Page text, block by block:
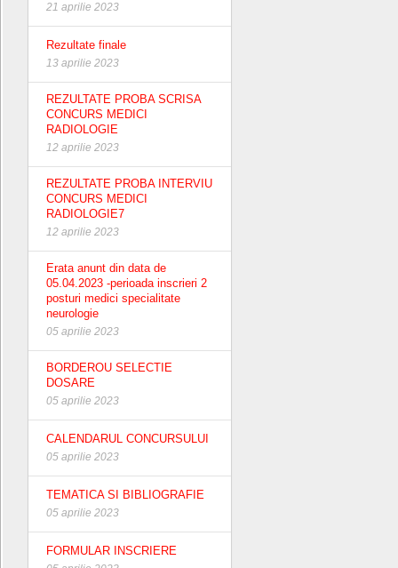
21 aprilie 2023
Rezultate finale
13 aprilie 2023
REZULTATE PROBA SCRISA
CONCURS MEDICI
RADIOLOGIE
12 aprilie 2023
REZULTATE PROBA INTERVIU
CONCURS MEDICI
RADIOLOGIE7
12 aprilie 2023
Erata anunt din data de
05.04.2023 -perioada inscrieri 2
posturi medici specialitate
neurologie
05 aprilie 2023
BORDEROU SELECTIE
DOSARE
05 aprilie 2023
CALENDARUL CONCURSULUI
05 aprilie 2023
TEMATICA SI BIBLIOGRAFIE
05 aprilie 2023
FORMULAR INSCRIERE